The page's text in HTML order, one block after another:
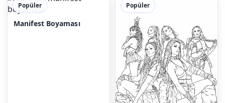
Popüler
Manifest Boyaması
Popüler